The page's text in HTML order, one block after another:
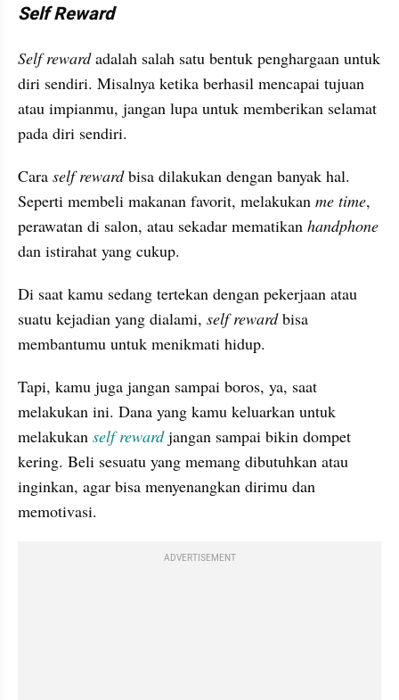
Self Reward
Self reward adalah salah satu bentuk penghargaan untuk
diri sendiri. Misalnya ketika berhasil mencapai tujuan
atau impianmu, jangan lupa untuk memberikan selamat
pada diri sendiri.
Cara self reward bisa dilakukan dengan banyak hal.
Seperti membeli makanan favorit, melakukan me time,
perawatan di salon, atau sekadar mematikan handphone
dan istirahat yang cukup.
Di saat kamu sedang tertekan dengan pekerjaan atau
suatu kejadian yang dialami, self reward bisa
membantumu untuk menikmati hidup.
Tapi, kamu juga jangan sampai boros, ya, saat
melakukan ini. Dana yang kamu keluarkan untuk
melakukan self reward jangan sampai bikin dompet
kering. Beli sesuatu yang memang dibutuhkan atau
inginkan, agar bisa menyenangkan dirimu dan
memotivasi.
ADVERTISEMENT